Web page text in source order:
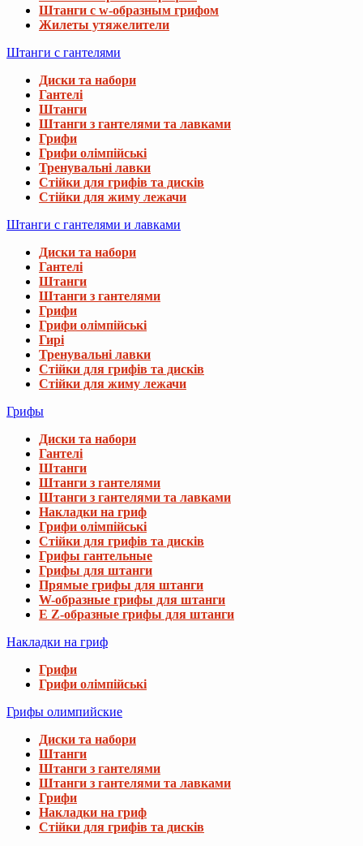
Штанги с w-образным грифом
Жилеты утяжелители
Штанги с гантелями
Диски та набори
Гантелі
Штанги
Штанги з гантелями та лавками
Грифи
Грифи олімпійські
Тренувальні лавки
Стійки для грифів та дисків
Стійки для жиму лежачи
Штанги с гантелями и лавками
Диски та набори
Гантелі
Штанги
Штанги з гантелями
Грифи
Грифи олімпійські
Гирі
Тренувальні лавки
Стійки для грифів та дисків
Стійки для жиму лежачи
Грифы
Диски та набори
Гантелі
Штанги
Штанги з гантелями
Штанги з гантелями та лавками
Накладки на гриф
Грифи олімпійські
Стійки для грифів та дисків
Грифы гантельные
Грифы для штанги
Прямые грифы для штанги
W-образные грифы для штанги
E Z-образные грифы для штанги
Накладки на гриф
Грифи
Грифи олімпійські
Грифы олимпийские
Диски та набори
Штанги
Штанги з гантелями
Штанги з гантелями та лавками
Грифи
Накладки на гриф
Стійки для грифів та дисків